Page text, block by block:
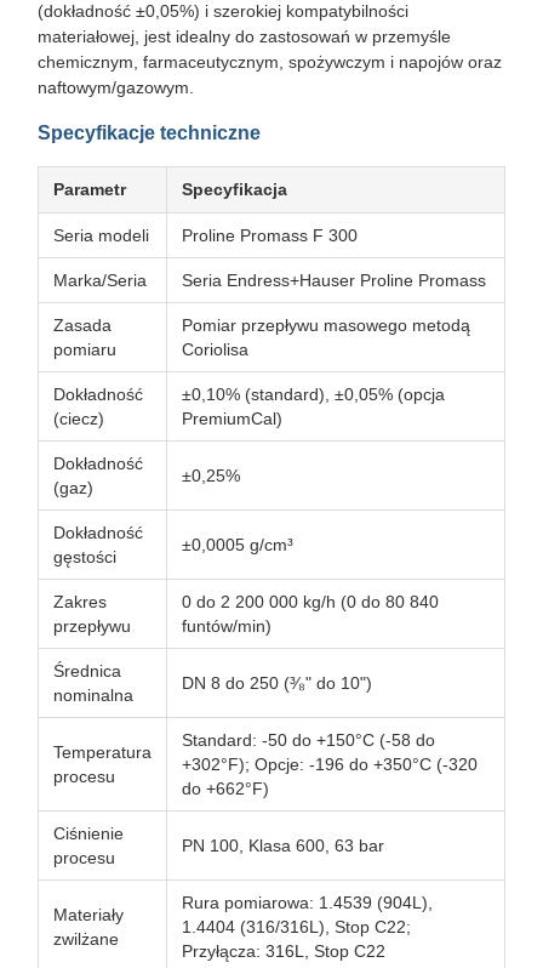
(dokładność ±0,05%) i szerokiej kompatybilności
materiałowej, jest idealny do zastosowań w przemyśle
chemicznym, farmaceutycznym, spożywczym i napojów oraz
naftowym/gazowym.
Specyfikacje techniczne
Parametr Specyfikacja
Seria modeli Proline Promass F 300
Marka/Seria Seria Endress+Hauser Proline Promass
Zasada
pomiaru
Pomiar przepływu masowego metodą
Coriolisa
Dokładność
(ciecz)
±0,10% (standard), ±0,05% (opcja
PremiumCal)
Dokładność
(gaz)
±0,25%
Dokładność
gęstości
±0,0005 g/cm³
Zakres
przepływu
0 do 2 200 000 kg/h (0 do 80 840
funtów/min)
Średnica
nominalna
DN 8 do 250 (³⁄₈" do 10")
Temperatura
procesu
Standard: -50 do +150°C (-58 do
+302°F); Opcje: -196 do +350°C (-320
do +662°F)
Ciśnienie
procesu
PN 100, Klasa 600, 63 bar
Materiały
zwilżane
Rura pomiarowa: 1.4539 (904L),
1.4404 (316/316L), Stop C22;
Przyłącza: 316L, Stop C22